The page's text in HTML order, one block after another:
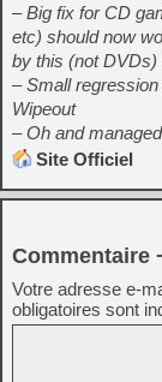
– Big fix for CD
etc) should now
by this (not DVDs)
– Small
Wipeout
– Oh and
Site Officiel
Commentaire
Votre adresse e-
obligatoires sont